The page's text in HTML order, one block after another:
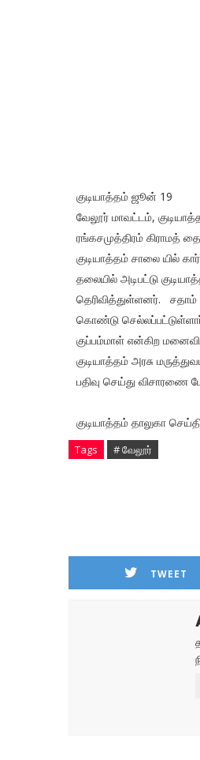
குடியாத்தம் ஜூன் 19
வேலூர் மாவட்டம்,
ரங்கசமுத்திரம் கிராமத்
குடியாத்தம் சாலை யில்
தலையில் அடிபட்டு
தெரிவித்துள்ளனர். சதாம்
கொண்டு
குப்பம்மாள் என்கிற
குடியாத்தம் அரசு
பதிவு செய்து
குடியாத்தம் தாலுகா
Tags # வேலூர்
TWEET